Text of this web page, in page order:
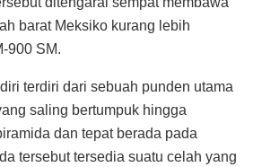
barat Meksiko kurang lebih
900 SM.
terdiri dari sebuah punden utama
saling bertumpuk hingga
dan tepat berada pada
tersebut tersedia suatu celah yang